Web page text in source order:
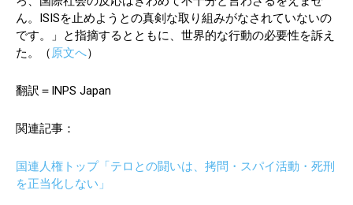
ん。ISISを止めようとの真剣な取り組みがなされていないの
です。」と指摘するとともに、世界的な行動の必要性を訴え
た。（ 原文へ）
翻訳＝INPS Japan
関連記事：
国連人権トップ「テロとの闘いは、拷問・スパイ活動・死刑
を正当化しない」